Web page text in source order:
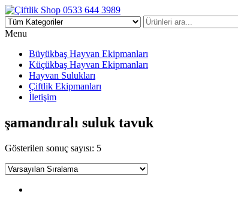
Çiftlik Shop 0533 644 3989
Menu
Büyükbaş Hayvan Ekipmanları
Küçükbaş Hayvan Ekipmanları
Hayvan Sulukları
Çiftlik Ekipmanları
İletişim
şamandıralı suluk tavuk
Gösterilen sonuç sayısı: 5